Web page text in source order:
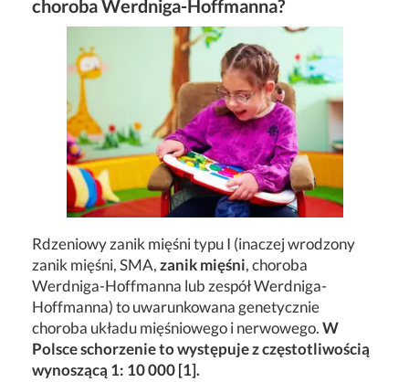
choroba Werdniga-Hoffmanna?
Rdzeniowy zanik mięśni typu I (inaczej wrodzony
zanik mięśni, SMA,zanik mięśni, choroba
Werdniga-Hoffmanna lub zespół Werdniga-
Hoffmanna) to uwarunkowana genetycznie
choroba układu mięśniowego i nerwowego.W
Polsce schorzenie to występuje z częstotliwością
wynoszącą 1: 10 000 [1].